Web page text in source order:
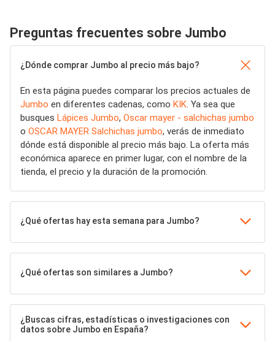
Preguntas frecuentes sobre Jumbo
¿Dónde comprar Jumbo al precio más bajo?
En esta página puedes comparar los precios actuales de
Jumbo en diferentes cadenas, como KIK . Ya sea que
busques Lápices Jumbo, Oscar mayer - salchichas jumbo
o OSCAR MAYER Salchichas jumbo, verás de inmediato
dónde está disponible al precio más bajo. La oferta más
económica aparece en primer lugar, con el nombre de la
tienda, el precio y la duración de la promoción.
¿Qué ofertas hay esta semana para Jumbo?
¿Qué ofertas son similares a Jumbo?
¿Buscas cifras, estadísticas o investigaciones con
datos sobre Jumbo en España?